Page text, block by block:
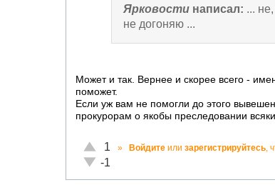
Ярковости написал: ...
не догоняю ...
Может и так. Вернее и скорее всего -
поможет.
Если уж вам не помогли до этого
прокурорам о якобы преследовании
Отлично!
1
Неадекватно!
-1
» Войдите или зарегистрируйтесь,